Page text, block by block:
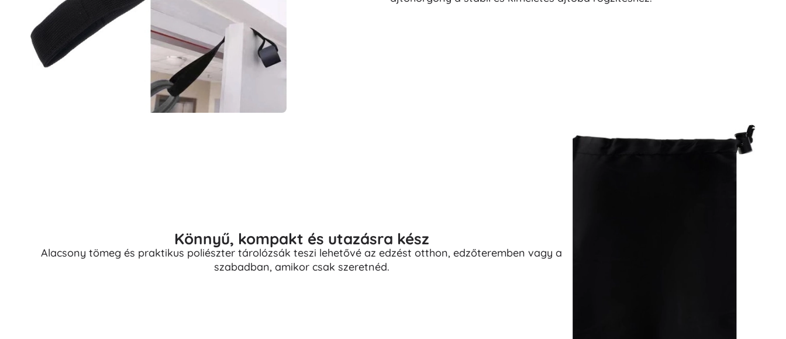
Könnyű, kompakt és utazásra kész
Alacsony tömeg és praktikus poliészter tárolózsák teszi lehetővé az edzést otthon, edzőteremben vagy a
szabadban, amikor csak szeretnéd.